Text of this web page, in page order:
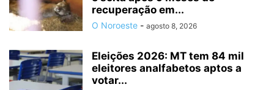
recuperação em...
O Noroeste - agosto 8, 2026
Eleições 2026: MT tem 84 mil
eleitores analfabetos aptos a
votar...